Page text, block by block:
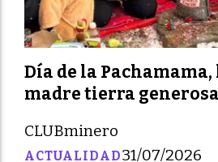
Día de la
madre tierra generosa
CLUBminero
ACTUALIDAD31/07/2026